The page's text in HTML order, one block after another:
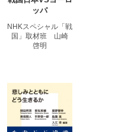
ッパ
NHKスペシャル「戦
国」取材班 山崎
啓明